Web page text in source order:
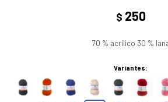
$ 250
70 % acrílico 30 %
Variantes: